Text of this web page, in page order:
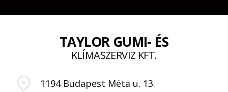
TAYLOR GUMI- ÉS
KLÍMASZERVIZ KFT.
1194 Budapest Méta u. 13.